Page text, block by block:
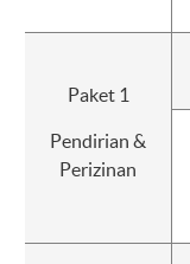
Paket 1
Pendirian &
Perizinan